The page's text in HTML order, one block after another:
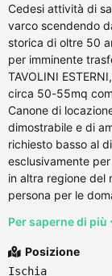
Cedesi attività di
varco scendendo
storica di oltre 50
per imminente
TAVOLINI
circa 50-55mq
Canone di
dimostrabile e di
richiesto basso al
esclusivamente
in altra regione del
persona per le
Per saperne di più
Posizione
Ischia